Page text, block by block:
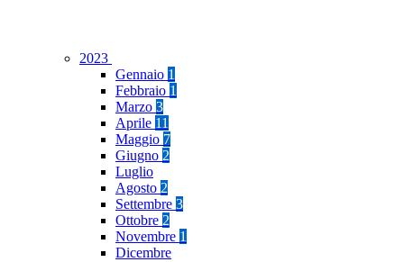
2023
Gennaio 1
Febbraio 1
Marzo 3
Aprile 11
Maggio 7
Giugno 2
Luglio
Agosto 2
Settembre 3
Ottobre 2
Novembre 1
Dicembre